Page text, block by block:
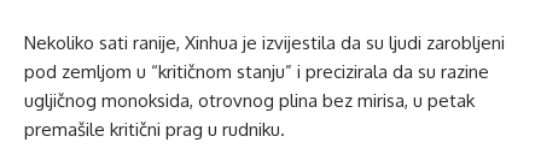
Nekoliko sati ranije, Xinhua je izvijestila da su ljudi zarobljeni
pod zemljom u “kritičnom stanju” i precizirala da su razine
ugljičnog monoksida, otrovnog plina bez mirisa, u petak
premašile kritični prag u rudniku.